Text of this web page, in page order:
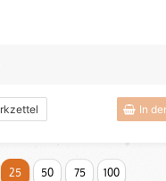
In
25 50 75 100